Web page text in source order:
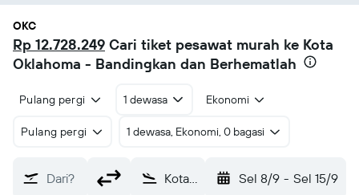
OKC
Rp 12.728.249 Cari tiket pesawat murah ke Kota
Oklahoma - Bandingkan dan Berhematlah
Pulang pergi 1 dewasa Ekonomi
Pulang pergi 1 dewasa, Ekonomi, 0 bagasi
Dari? Kota Oklahoma Will Rogers World (OKC) Sel 8/9 - Sel 15/9